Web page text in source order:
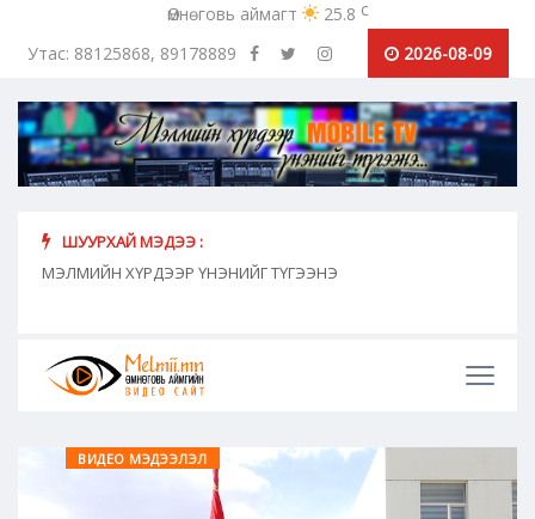
Өмнөговь аймагт 25.8 c
Утас: 88125868, 89178889
2026-08-09
ШУУРХАЙ МЭДЭЭ :
МЭЛМИЙН ХҮРДЭЭР ҮНЭНИЙГ ТҮГЭЭНЭ
ВИДЕО МЭДЭЭЛЭЛ